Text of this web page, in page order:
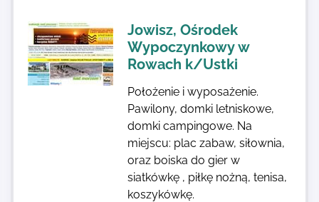
Jowisz, Ośrodek
Wypoczynkowy w
Rowach k/Ustki
Położenie i wyposażenie.
Pawilony, domki letniskowe,
domki campingowe. Na
miejscu: plac zabaw, siłownia,
oraz boiska do gier w
siatkówkę , piłkę nożną, tenisa,
koszykówkę.